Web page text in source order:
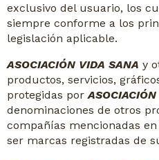
exclusivo del usuario, los
siempre conforme a los
legislación aplicable.
ASOCIACIÓN VIDA SANA y
productos, servicios,
protegidas por
denominaciones de otros
compañías mencionadas
ser marcas registradas de